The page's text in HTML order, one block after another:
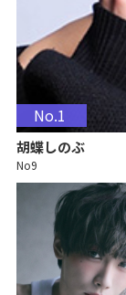
No.1
胡蝶しのぶ
No9